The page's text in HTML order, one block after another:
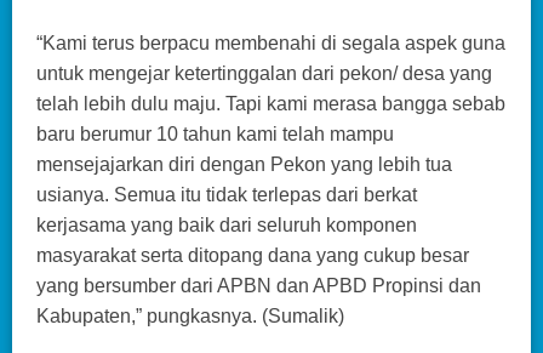
“Kami terus berpacu membenahi di segala aspek guna
untuk mengejar ketertinggalan dari pekon/ desa yang
telah lebih dulu maju. Tapi kami merasa bangga sebab
baru berumur 10 tahun kami telah mampu
mensejajarkan diri dengan Pekon yang lebih tua
usianya. Semua itu tidak terlepas dari berkat
kerjasama yang baik dari seluruh komponen
masyarakat serta ditopang dana yang cukup besar
yang bersumber dari APBN dan APBD Propinsi dan
Kabupaten,” pungkasnya. (Sumalik)